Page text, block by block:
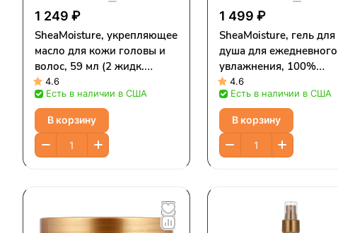
1 249 ₽
SheaMoisture, укрепляющее
масло для кожи головы и
волос, 59 мл (2 жидк.
унции)
4.6
Есть в наличии в США
В корзину
1 499 ₽
SheaMoisture, гель для
душа для ежедневного
увлажнения, 100%
кокосовое масло
отжима, 532 мл (18
унций)
4.6
Есть в наличии в США
В корзину